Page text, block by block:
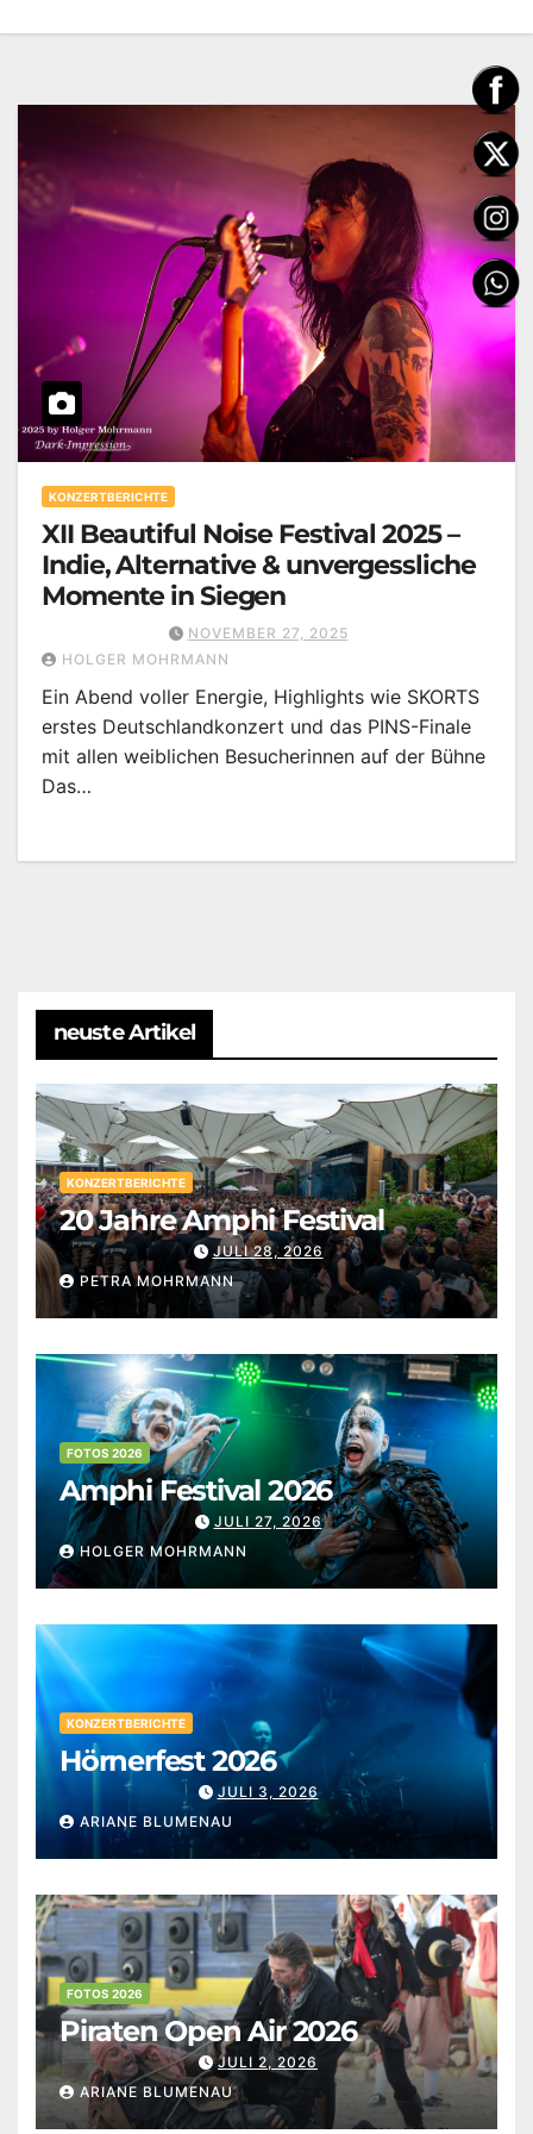
KONZERTBERICHTE
XII Beautiful Noise Festival 2025 –
Indie, Alternative & unvergessliche
Momente in Siegen
NOVEMBER 27, 2025
HOLGER MOHRMANN
Ein Abend voller Energie, Highlights wie SKORTS
erstes Deutschlandkonzert und das PINS-Finale
mit allen weiblichen Besucherinnen auf der Bühne
Das…
neuste Artikel
KONZERTBERICHTE
20 Jahre Amphi Festival
JULI 28, 2026
PETRA MOHRMANN
FOTOS 2026
Amphi Festival 2026
JULI 27, 2026
HOLGER MOHRMANN
KONZERTBERICHTE
Hörnerfest 2026
JULI 3, 2026
ARIANE BLUMENAU
FOTOS 2026
Piraten Open Air 2026
JULI 2, 2026
ARIANE BLUMENAU